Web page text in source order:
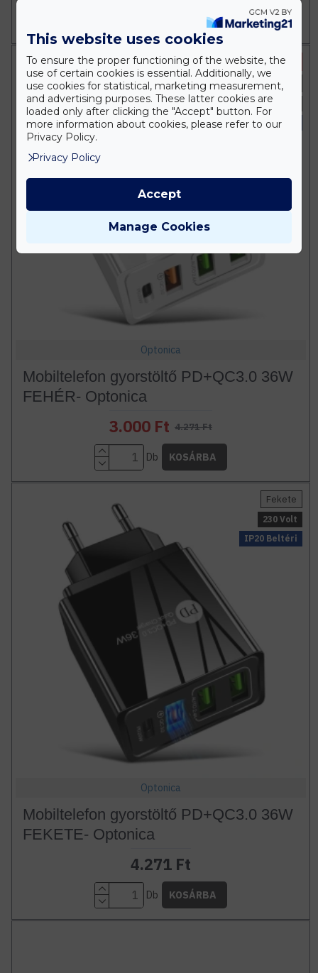
KOSÁRBA
IP20 Beltéri
Fehér
230 Volt
-30 %
Optonica
Mobiltelefon gyorstöltő PD+QC3.0 36W
FEHÉR- Optonica
3.000 Ft 4.271 Ft
Db KOSÁRBA
IP20 Beltéri
Fekete
230 Volt
Optonica
Mobiltelefon gyorstöltő PD+QC3.0 36W
FEKETE- Optonica
4.271 Ft
Db KOSÁRBA
This website uses cookies
To ensure the proper functioning of the website, the
use of certain cookies is essential. Additionally, we
use cookies for statistical, marketing measurement,
and advertising purposes. These latter cookies are
loaded only after clicking the "Accept" button. For
more information about cookies, please refer to our
Privacy Policy.
Privacy Policy
Manage Cookies
Accept